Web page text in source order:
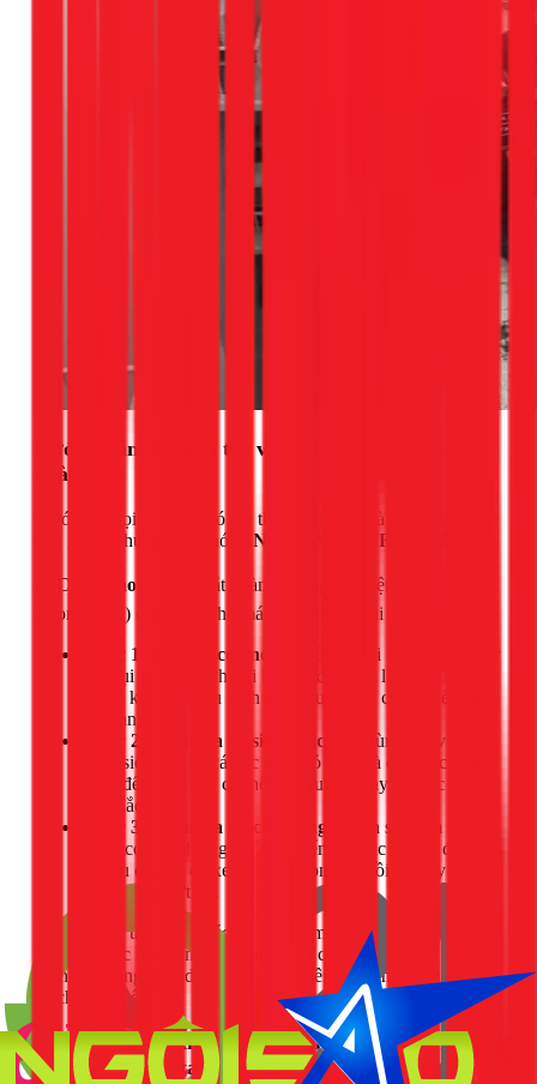
Hướng dẫn tự kiểm tra và khắc phục an toàn tại
nhà
Trước khi gọi thợ, bạn có thể thực hiện một vài bước kiểm tra
đơn giản. Nhưng hãy nhớ:
AN TOÀN LÀ TRÊN HẾT!
⚠️ Cảnh báo:
Luôn ngắt hoàn toàn nguồn điện (tắt
aptomat/CB) cung cấp cho máy lạnh trước khi bắt đầu.
Bước 1: Vệ sinh cục nóng:
Dùng chổi mềm hoặc máy
hút bụi để làm sạch bụi bẩn, lá cây trên lưới tản nhiệt.
Dùng khăn ẩm lau sạch cánh quạt (nếu có thể tiếp cận
an toàn).
Bước 2: Kiểm tra và siết lại ốc vít:
Dùng tua vít hoặc
cờ lê siết chặt lại các ốc vít ở vỏ máy và các ốc cố định
chân đế. Việc này có thể giải quyết ngay lập tức vấn đề
rung lắc.
Bước 3: Kiểm tra độ cân bằng:
Quan sát xem cục
nóng có bị nghiêng không. Kiểm tra các miếng đệm
cao su ở chân đế xem chúng còn đàn hồi tốt hay đã bị
chai cứng, nứt vỡ.
Nếu sau khi thực hiện các bước trên mà tiếng ồn vẫn không
hết, đó là lúc bạn cần đến sự trợ giúp của một chuyên gia.
Đừng cố gắng tháo dỡ các bộ phận bên trong nếu bạn không
có chuyên môn.
Bảng giá tham khảo dịch vụ sửa cục nóng máy
lạnh Panasonic tại 1Fix